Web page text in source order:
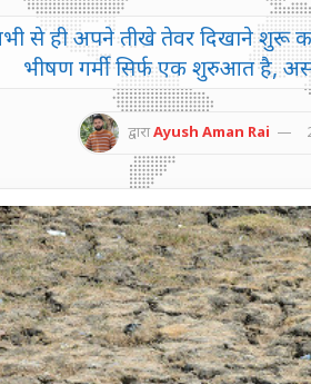
ही अपने तीखे तेवर दिखाने शुरू कर
भीषण गर्मी सिर्फ एक शुरुआत है,
द्वाराAyush Aman Rai